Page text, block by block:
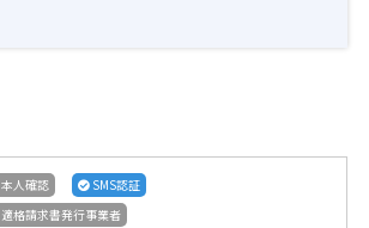
本人確認
SMS認証
適格請求書発行事業者